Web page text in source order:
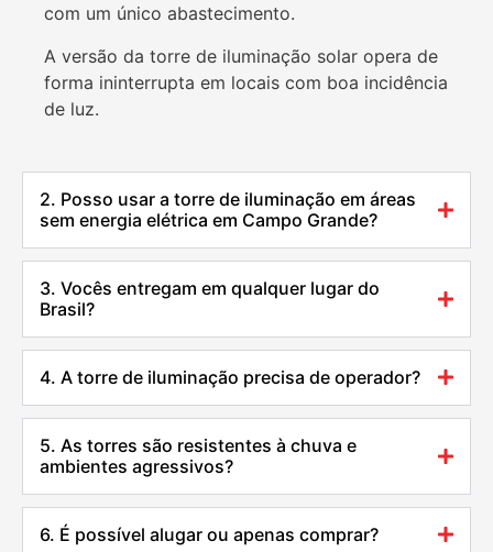
com um único abastecimento.
A versão da torre de iluminação solar opera de
forma ininterrupta em locais com boa incidência
de luz.
2. Posso usar a torre de iluminação em áreas
sem energia elétrica em Campo Grande?
3. Vocês entregam em qualquer lugar do
Brasil?
4. A torre de iluminação precisa de operador?
5. As torres são resistentes à chuva e
ambientes agressivos?
6. É possível alugar ou apenas comprar?